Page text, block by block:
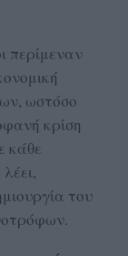
περίμεναν
ωστόσο
κρίση
κάθε
του